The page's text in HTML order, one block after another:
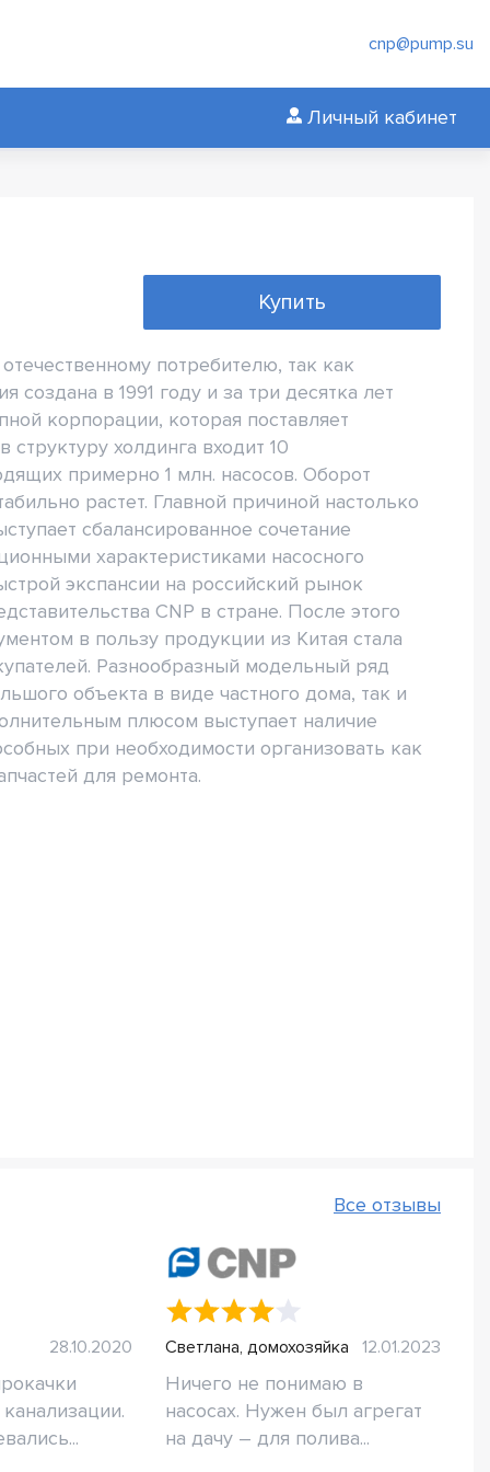
cnp@pump.su
Личный кабинет
Купить
потребителю, так как
создана в 1991 году и за три десятка лет
корпорации, которая поставляет
холдинга входит 10
примерно 1 млн. насосов. Оборот
растет. Главной причиной настолько
сбалансированное сочетание
характеристиками насосного
экспансии на российский рынок
CNP в стране. После этого
в пользу продукции из Китая стала
Разнообразный модельный ряд
объекта в виде частного дома, так и
плюсом выступает наличие
при необходимости организовать как
для ремонта.
Все отзывы
28.10.2020 Светлана, домохозяйка 12.01.2023
Ничего не понимаю в
насосах. Нужен был агрегат
на дачу – для полива...